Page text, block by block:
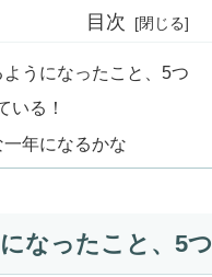
目次
うになったこと、5つ
いる！
年になるかな
なったこと、5つ